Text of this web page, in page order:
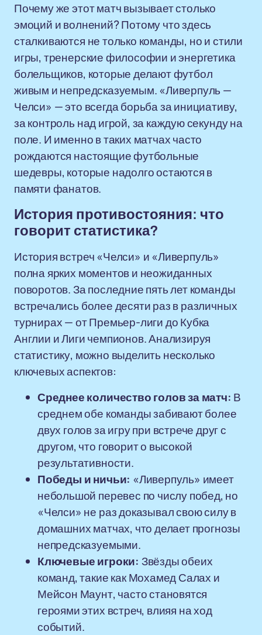
Почему же этот матч вызывает столько
эмоций и волнений? Потому что здесь
сталкиваются не только команды, но и стили
игры, тренерские философии и энергетика
болельщиков, которые делают футбол
живым и непредсказуемым. «Ливерпуль —
Челси» — это всегда борьба за инициативу,
за контроль над игрой, за каждую секунду на
поле. И именно в таких матчах часто
рождаются настоящие футбольные
шедевры, которые надолго остаются в
памяти фанатов.
История противостояния: что
говорит статистика?
История встреч «Челси» и «Ливерпуль»
полна ярких моментов и неожиданных
поворотов. За последние пять лет команды
встречались более десяти раз в различных
турнирах — от Премьер-лиги до Кубка
Англии и Лиги чемпионов. Анализируя
статистику, можно выделить несколько
ключевых аспектов:
Среднее количество голов за матч: В
среднем обе команды забивают более
двух голов за игру при встрече друг с
другом, что говорит о высокой
результативности.
Победы и ничьи: «Ливерпуль» имеет
небольшой перевес по числу побед, но
«Челси» не раз доказывал свою силу в
домашних матчах, что делает прогнозы
непредсказуемыми.
Ключевые игроки: Звёзды обеих
команд, такие как Мохамед Салах и
Мейсон Маунт, часто становятся
героями этих встреч, влияя на ход
событий.